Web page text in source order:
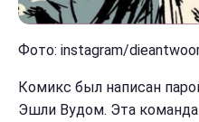
Фото: instagram/
Комикс был написан
Эшли Вудом. Эта команда